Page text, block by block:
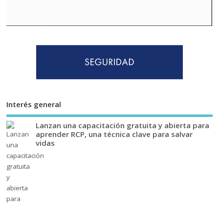
Interés general
Lanzan una capacitación gratuita y abierta para
aprender RCP, una técnica clave para salvar
vidas